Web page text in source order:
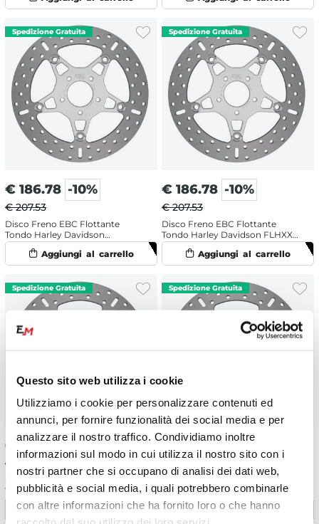
Questo sito web utilizza i cookie
Utilizziamo i cookie per personalizzare contenuti ed
annunci, per fornire funzionalità dei social media e per
analizzare il nostro traffico. Condividiamo inoltre
informazioni sul modo in cui utilizza il nostro sito con i
nostri partner che si occupano di analisi dei dati web,
pubblicità e social media, i quali potrebbero combinarle
con altre informazioni che ha fornito loro o che hanno
€ 186.78 -10%
€ 207.53
Disco Freno EBC Flottante
Tondo Harley Davidson
FLHTCUTG 1690 Trike Tri Glide
Ultra Classic 110th Anniversary
(2013) Anteriore Sinistro
€ 186.78 -10%
€ 207.53
Disco Freno EBC Flottante
Tondo Harley Davidson FLHXXX
1690 Trike Street Glide (2010-
2011) Anteriore Sinistro
€ 186.78 -10%
€ 207.53
Disco Freno EBC Flottante
Tondo Harley Davidson
FLHTCUTG 1690 Trike Tri Glide
Ultra Classic (2009-2016)
€ 186.78 -10%
Tondo Harley Davidson FLHXXX
1690 Trike Street Glide (2010-
2011) Anteriore Sinistro